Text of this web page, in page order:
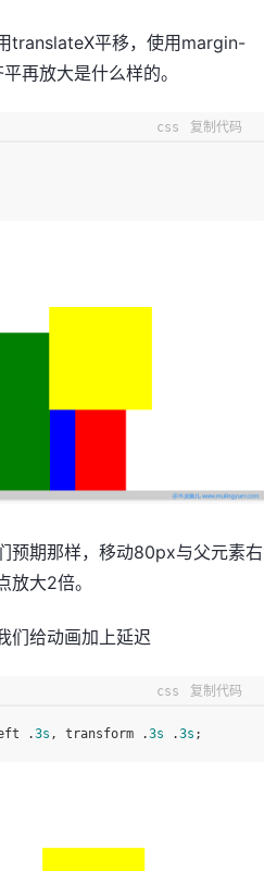
translateX平移，使用margin-
再放大是什么样的。
css 复制代码
预期那样，移动80px与父元素右
大2倍。
们给动画加上延迟
css 复制代码
.3s , transform .3s .3s ;